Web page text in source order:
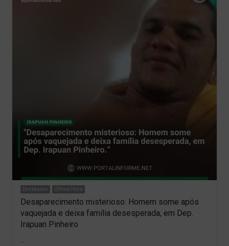
Destaques Última Hora
Desaparecimento misterioso: Homem some após
vaquejada e deixa família desesperada, em Dep.
Irapuan Pinheiro
…